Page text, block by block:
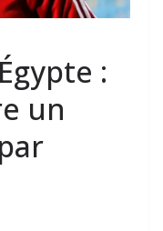
:
un